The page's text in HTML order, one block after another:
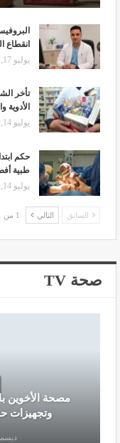
انقطاع
يوليو 17, 2026
تأخر
يوليو 14, 2026
حكم
طبية
يوليو 14, 2026
السابق التالي 1 من 771
صحة TV
مصحة الأخوين
وتجهيزات
ديسمبر 14,